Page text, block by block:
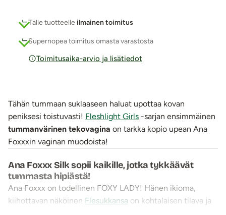
Tälle tuotteelle ilmainen toimitus
Supernopea toimitus omasta varastosta
Toimitusaika-arvio ja lisätiedot
Tähän tummaan suklaaseen haluat upottaa kovan
peniksesi toistuvasti! Fleshlight Girls -sarjan ensimmäinen
tummanvärinen tekovagina on tarkka kopio upean Ana
Foxxxin vaginan muodoista!
Ana Foxxx Silk sopii kaikille, jotka tykkäävät
tummasta hipiästä!
Ana Foxxx on todellinen FOXY LADY! Hänen ikioma,
kiihottavan näköinen Flesukkansa on kohtalaisen tilava ja